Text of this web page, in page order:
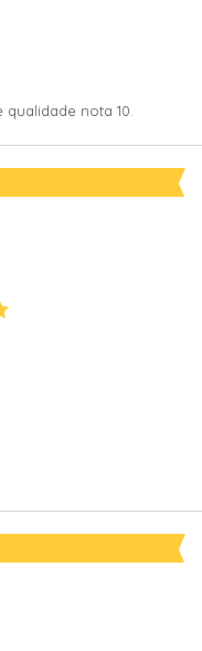
nota 10.